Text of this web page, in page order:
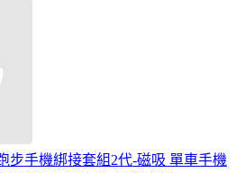
步手機綁接套組2代-磁吸 單車手機